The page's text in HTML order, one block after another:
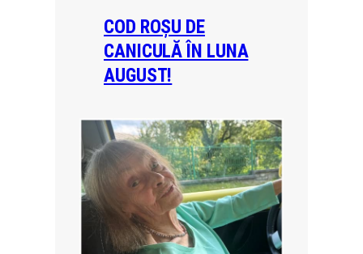
COD ROȘU DE
CANICULĂ ÎN LUNA
AUGUST!